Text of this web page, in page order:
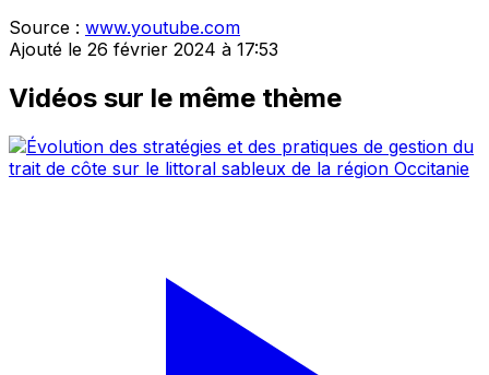
Source : www.youtube.com
Ajouté le 26 février 2024 à 17:53
Vidéos sur le même thème